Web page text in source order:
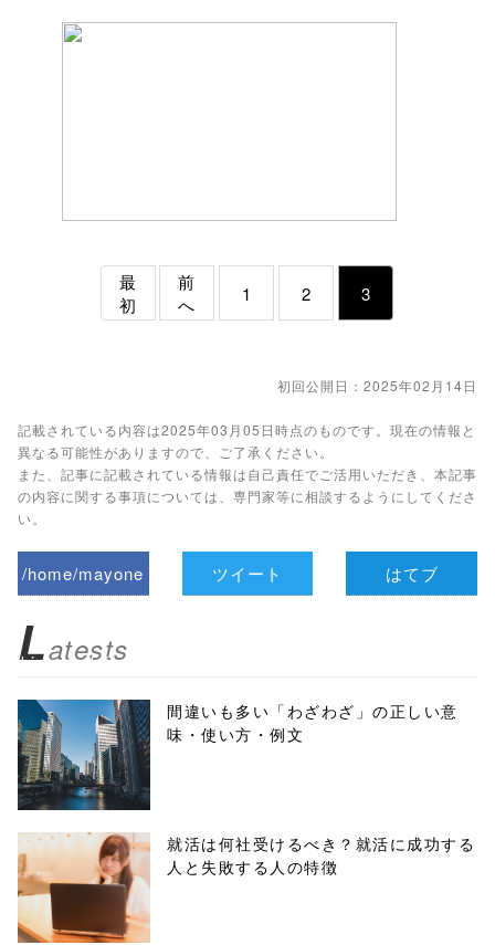
最
初
前
へ
1 2 3
初回公開日：2025年02月14日
記載されている内容は2025年03月05日時点のものです。現在の情報と
異なる可能性がありますので、ご了承ください。
また、記事に記載されている情報は自己責任でご活用いただき、本記事
の内容に関する事項については、専門家等に相談するようにしてくださ
い。
/home/mayone
biz.jp/public_ht
ml/wp-
content/themes
/tapbiz_theme/
parts/sns-
buttons.php on
line10
ツイート はてブ
Latests
間違いも多い「わざわざ」の正しい意
味・使い方・例文
就活は何社受けるべき？就活に成功する
人と失敗する人の特徴